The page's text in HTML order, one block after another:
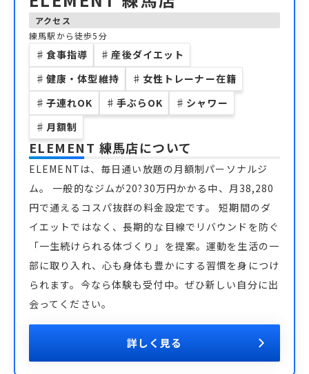
アクセス
練馬駅から徒歩5分
♯ 食事指導 ♯ 産後ダイエット
♯ 健康・体型維持 ♯ 女性トレーナー在籍
♯ 子連れOK ♯ 手ぶらOK ♯ シャワー
♯ 月額制
ELEMENT 練馬店について
ELEMENTは、毎日通い放題の月額制パーソナルジ
ム。 一般的なジムが20?30万円かかる中、月38,280
円で通えるコスパ抜群の料金設定です。 短期間のダ
イエットではなく、長期的な目線でリバウンドを防ぐ
「一生続けられる体づくり」を提案。運動を生活の一
部に取り入れ、心も身体も豊かにする習慣を身につけ
られます。今なら体験も受付中。ぜひ新しい自分に出
会ってください。
詳しく見る